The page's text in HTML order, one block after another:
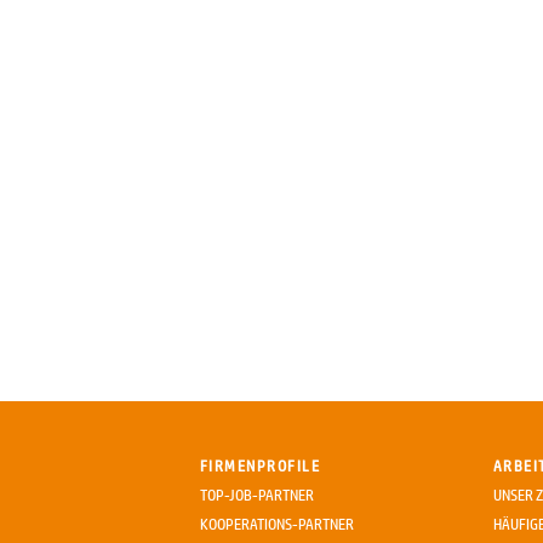
FIRMENPROFILE
TOP-JOB-PARTNER
KOOPERATIONS-PARTNER
UNSER